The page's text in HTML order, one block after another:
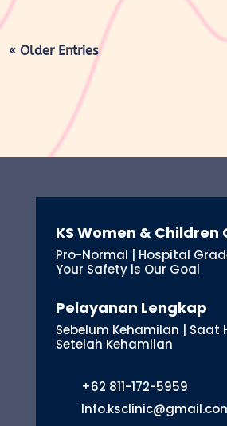
« Older Entries
KS Women & Children
Pro-Normal | Hospital
Your Safety is Our Goal
Pelayanan Lengkap
Sebelum Kehamilan | Saat
Setelah Kehamilan
+62 811-172-5959